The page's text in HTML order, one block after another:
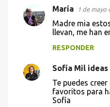
María 1 de mayo
Madre mia
llevan, me han
RESPONDER
Sofía Mil
Te puedes
favoritos para
Sofía